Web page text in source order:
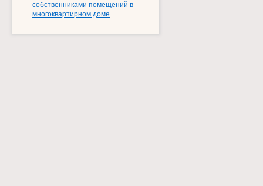
собственниками помещений в
многоквартирном доме